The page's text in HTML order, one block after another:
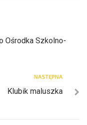
Ośrodka Szkolno-
NASTĘPNA
Klubik maluszka